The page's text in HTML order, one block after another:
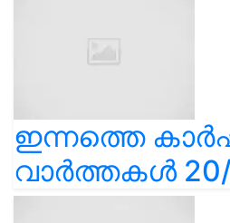
ഇന്നത്തെ
വാർത്തകൾ 20/